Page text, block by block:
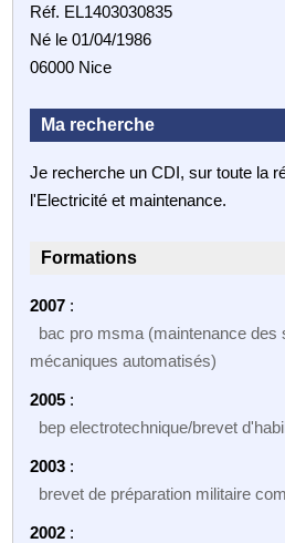
Réf. EL1403030835
Né le 01/04/1986
06000 Nice
Ma recherche
Je recherche un CDI, sur toute la
l'Electricité et maintenance.
Formations
2007 :
bac pro msma (maintenance des
mécaniques automatisés)
2005 :
bep electrotechnique/brevet
2003 :
brevet de préparation militaire
2002 :